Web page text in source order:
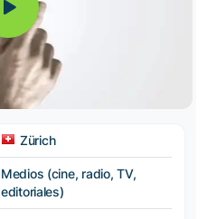
Zürich
Medios (cine, radio, TV,
editoriales)